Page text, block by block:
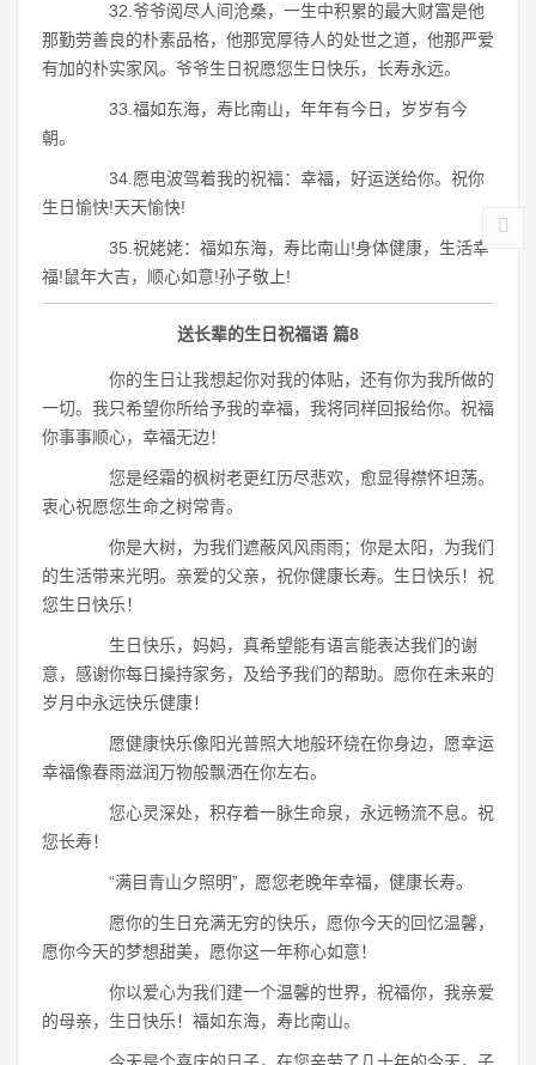
32.爷爷阅尽人间沧桑，一生中积累的最大财富是他
那勤劳善良的朴素品格，他那宽厚待人的处世之道，他那严爱
有加的朴实家风。爷爷生日祝愿您生日快乐，长寿永远。
33.福如东海，寿比南山，年年有今日，岁岁有今
朝。
34.愿电波驾着我的祝福：幸福，好运送给你。祝你
生日愉快!天天愉快!
35.祝姥姥：福如东海，寿比南山!身体健康，生活幸
福!鼠年大吉，顺心如意!孙子敬上!
送长辈的生日祝福语 篇8
你的生日让我想起你对我的体贴，还有你为我所做的
一切。我只希望你所给予我的幸福，我将同样回报给你。祝福
你事事顺心，幸福无边！
您是经霜的枫树老更红历尽悲欢，愈显得襟怀坦荡。
衷心祝愿您生命之树常青。
你是大树，为我们遮蔽风风雨雨；你是太阳，为我们
的生活带来光明。亲爱的父亲，祝你健康长寿。生日快乐！祝
您生日快乐！
生日快乐，妈妈，真希望能有语言能表达我们的谢
意，感谢你每日操持家务，及给予我们的帮助。愿你在未来的
岁月中永远快乐健康！
愿健康快乐像阳光普照大地般环绕在你身边，愿幸运
幸福像春雨滋润万物般飘洒在你左右。
您心灵深处，积存着一脉生命泉，永远畅流不息。祝
您长寿！
“满目青山夕照明”，愿您老晚年幸福，健康长寿。
愿你的生日充满无穷的快乐，愿你今天的回忆温馨，
愿你今天的梦想甜美，愿你这一年称心如意！
你以爱心为我们建一个温馨的世界，祝福你，我亲爱
的母亲，生日快乐！福如东海，寿比南山。